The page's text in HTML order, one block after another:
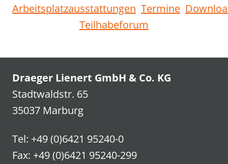
Arbeitsplatzausstattungen Termine
Teilhabeforum
Draeger Lienert GmbH & Co. KG
Stadtwaldstr. 65
35037 Marburg
Tel: +49 (0)6421 95240-0
Fax: +49 (0)6421 95240-299